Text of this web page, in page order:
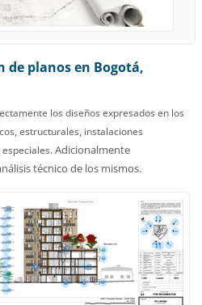
de planos en Bogotá,
los diseños expresados en los
estructurales, instalaciones
especiales.Adicionalmente
técnico de los mismos.